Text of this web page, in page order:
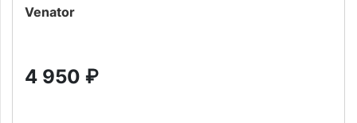
Venator
4 950 ₽